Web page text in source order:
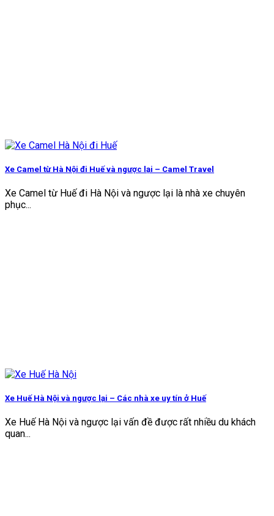
Xe Camel từ Hà Nội đi Huế và ngược lại – Camel Travel
Xe Camel từ Huế đi Hà Nội và ngược lại là nhà xe chuyên
phục...
Xe Huế Hà Nội và ngược lại – Các nhà xe uy tín ở Huế
Xe Huế Hà Nội và ngược lại vấn đề được rất nhiều du khách
quan...